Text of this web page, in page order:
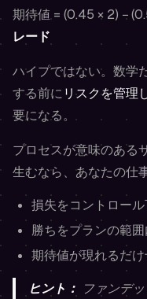
期待値 = (0.45 × 2) −
レード
ハイプではない。数学
する前にリスクを管理
要になる。
プロセスが意味のある
生むなら、あなたの仕
損失をコントロール
勝ちをプランの範
期待値が現れるだ
ヒント： ファンデ